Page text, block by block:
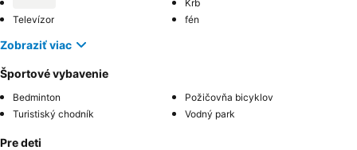
Krb
Televízor
fén
Zobraziť viac
Športové vybavenie
Bedminton
Požičovňa bicyklov
Turistiský chodník
Vodný park
Pre deti